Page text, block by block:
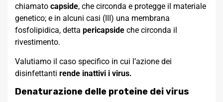
chiamato capside, che circonda e protegge il materiale
genetico; e in alcuni casi (III) una membrana
fosfolipidica, detta pericapside che circonda il
rivestimento.
Valutiamo il caso specifico in cui l’azione dei
disinfettanti rende inattivi i virus.
Denaturazione delle proteine dei virus